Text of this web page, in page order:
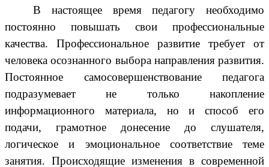
В настоящее время педагогу необходимо
постоянно повышать свои профессиональные
качества. Профессиональное развитие требует от
человека осознанного выбора направления развития.
Постоянное самосовершенствование педагога
подразумевает не только накопление
информационного материала, но и способ его
подачи, грамотное донесение до слушателя,
логическое и эмоциональное соответствие теме
занятия. Происходящие изменения в современной